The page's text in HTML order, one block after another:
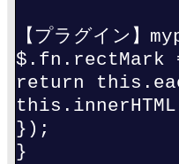
【プラグイン】
return
});
}